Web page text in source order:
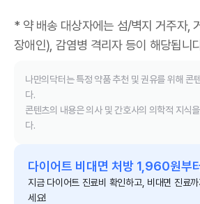
* 약 배송 대상자에는 섬/벽지 거주자,
장애인), 감염병 격리자 등이 해당됩니
나만의닥터는 특정 약품 추천 및 권유를 위해 콘
다.
콘텐츠의 내용은 의사 및 간호사의 의학적 지식
다.
다이어트 비대면 처방 1,960원부
지금 다이어트 진료비 확인하고, 비대면 진료
세요!